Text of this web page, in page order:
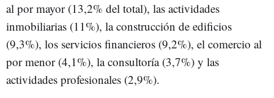
al por mayor (13,2% del total), las actividades
inmobiliarias (11%), la construcción de edificios
(9,3%), los servicios financieros (9,2%), el comercio al
por menor (4,1%), la consultoría (3,7%) y las
actividades profesionales (2,9%).